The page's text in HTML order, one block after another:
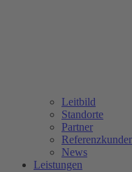
Leitbild
Standorte
Partner
News
Leistungen